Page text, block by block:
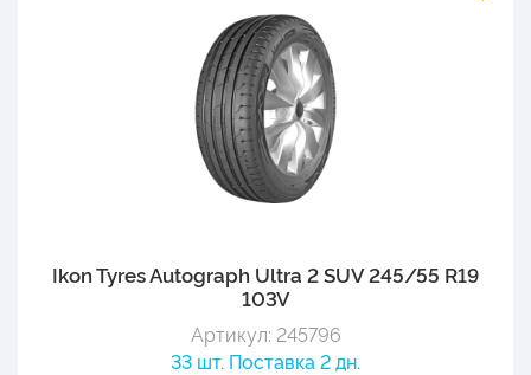
Ikon Tyres Autograph Ultra 2 SUV 245/55 R19
103V
Артикул: 245796
33 шт. Поставка 2 дн.